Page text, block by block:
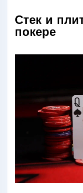
Стек и
покере